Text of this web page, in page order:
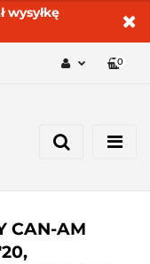
wysyłkę
Dodaj zgłoszenie
0
CAN-AM